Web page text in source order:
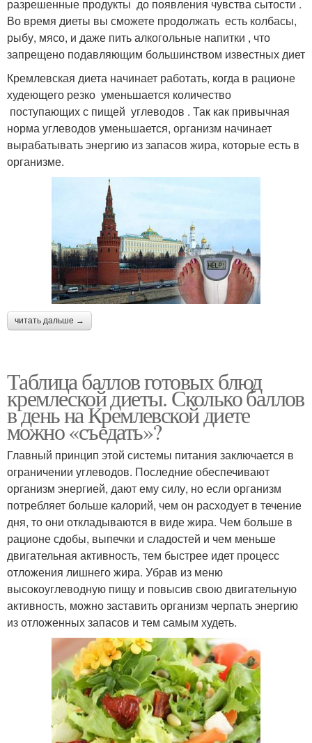
разрешенные продукты до появления чувства сытости .
Во время диеты вы сможете продолжать есть колбасы,
рыбу, мясо, и даже пить алкогольные напитки , что
запрещено подавляющим большинством известных диет
Кремлевская диета начинает работать, когда в рационе
худеющего резко уменьшается количество
поступающих с пищей углеводов . Так как привычная
норма углеводов уменьшается, организм начинает
вырабатывать энергию из запасов жира, которые есть в
организме.
читать дальше →
Таблица баллов готовых блюд
кремлеской диеты. Сколько баллов
в день на Кремлевской диете
можно «съедать»?
Главный принцип этой системы питания заключается в
ограничении углеводов. Последние обеспечивают
организм энергией, дают ему силу, но если организм
потребляет больше калорий, чем он расходует в течение
дня, то они откладываются в виде жира. Чем больше в
рационе сдобы, выпечки и сладостей и чем меньше
двигательная активность, тем быстрее идет процесс
отложения лишнего жира. Убрав из меню
высокоуглеводную пищу и повысив свою двигательную
активность, можно заставить организм черпать энергию
из отложенных запасов и тем самым худеть.